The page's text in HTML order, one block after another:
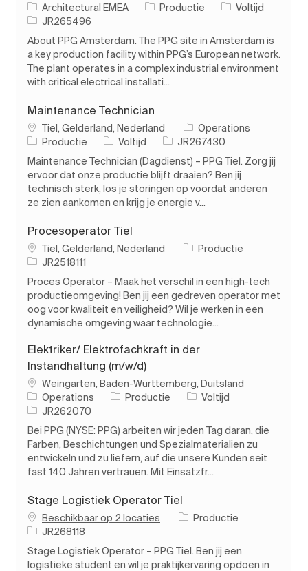
Architectural EMEA
Categorie
Productie Soort baan
Voltijd
Taak-ID
JR265496
About PPG Amsterdam. The PPG site in Amsterdam is
a key production facility within PPG’s European network.
The plant operates in a complex industrial environment
with critical electrical installati...
Maintenance Technician
PlaatsTiel, Gelderland, Nederland
Operations
Categorie
Productie Soort baan
Voltijd Taak-ID
JR267430
Maintenance Technician (Dagdienst) – PPG Tiel. Zorg jij
ervoor dat onze productie blijft draaien? Ben jij
technisch sterk, los je storingen op voordat anderen
ze zien aankomen en krijg je energie v...
Procesoperator Tiel
PlaatsTiel, Gelderland, Nederland Categorie
Productie
Taak-ID
JR2518111
Proces Operator – Maak het verschil in een high-tech
productieomgeving! Ben jij een gedreven operator met
oog voor kwaliteit en veiligheid? Wil je werken in een
dynamische omgeving waar technologie...
Elektriker/ Elektrofachkraft in der
Instandhaltung (m/w/d)
PlaatsWeingarten, Baden-Württemberg, Duitsland
Operations
Categorie
Productie Soort baan
Voltijd
Taak-ID
JR262070
Bei PPG (NYSE: PPG) arbeiten wir jeden Tag daran, die
Farben, Beschichtungen und Spezialmaterialien zu
entwickeln und zu liefern, auf die unsere Kunden seit
fast 140 Jahren vertrauen. Mit Einsatzfr...
Stage Logistiek Operator Tiel
Beschikbaar op 2 locaties Categorie
Productie
Taak-ID
JR268118
Stage Logistiek Operator – PPG Tiel. Ben jij een
logistieke student en wil je praktijkervaring opdoen in